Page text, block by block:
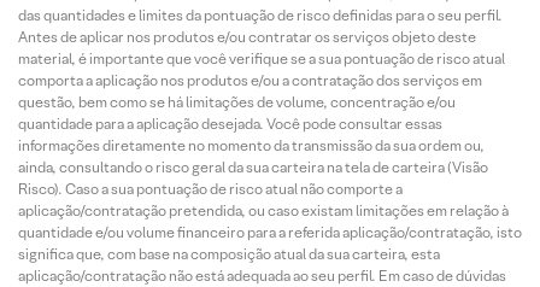
das quantidades e limites da pontuação de risco definidas para o seu perfil.
Antes de aplicar nos produtos e/ou contratar os serviços objeto deste
material, é importante que você verifique se a sua pontuação de risco atual
comporta a aplicação nos produtos e/ou a contratação dos serviços em
questão, bem como se há limitações de volume, concentração e/ou
quantidade para a aplicação desejada. Você pode consultar essas
informações diretamente no momento da transmissão da sua ordem ou,
ainda, consultando o risco geral da sua carteira na tela de carteira (Visão
Risco). Caso a sua pontuação de risco atual não comporte a
aplicação/contratação pretendida, ou caso existam limitações em relação à
quantidade e/ou volume financeiro para a referida aplicação/contratação, isto
significa que, com base na composição atual da sua carteira, esta
aplicação/contratação não está adequada ao seu perfil. Em caso de dúvidas